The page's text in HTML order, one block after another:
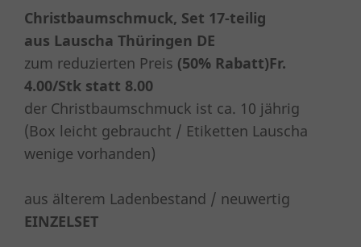
Christbaumschmuck, Set 17-teilig
aus Lauscha Thüringen DE
zum reduzierten Preis (50% Rabatt)Fr.
4.00/Stk statt 8.00
der Christbaumschmuck ist ca. 10 jährig
(Box leicht gebraucht / Etiketten Lauscha
wenige vorhanden)
aus älterem Ladenbestand / neuwertig
EINZELSET